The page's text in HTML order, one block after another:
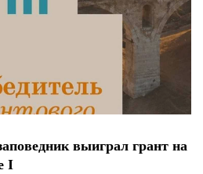
выиграл грант на
I